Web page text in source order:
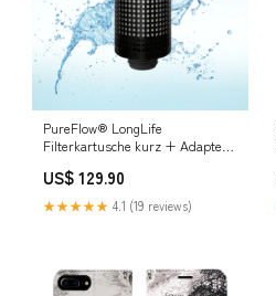
PureFlow® LongLife
Filterkartusche kurz + Adapter
US$ 129.90
★★★★★ 4.1 (19 reviews)